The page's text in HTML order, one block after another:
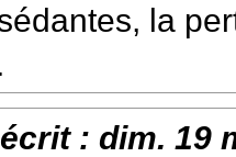
la
:dim. 19